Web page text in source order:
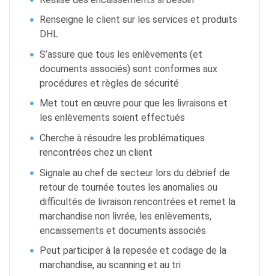
Renseigne le client sur les services et produits
DHL
S’assure que tous les enlèvements (et
documents associés) sont conformes aux
procédures et règles de sécurité
Met tout en œuvre pour que les livraisons et
les enlèvements soient effectués
Cherche à résoudre les problématiques
rencontrées chez un client
Signale au chef de secteur lors du débrief de
retour de tournée toutes les anomalies ou
difficultés de livraison rencontrées et remet la
marchandise non livrée, les enlèvements,
encaissements et documents associés
Peut participer à la repesée et codage de la
marchandise, au scanning et au tri